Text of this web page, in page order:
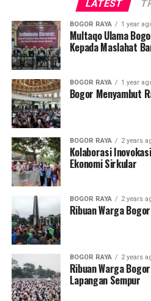
LATEST
BOGOR RAYA 1 year
Multaqo Ulama
Kepada Maslahat
BOGOR RAYA 1 year
Bogor Menyambut
BOGOR RAYA 2 years
Kolaborasi
Ekonomi Sirkular
BOGOR RAYA 2 years
Ribuan Warga
BOGOR RAYA 2 years
Ribuan Warga
Lapangan Sempur